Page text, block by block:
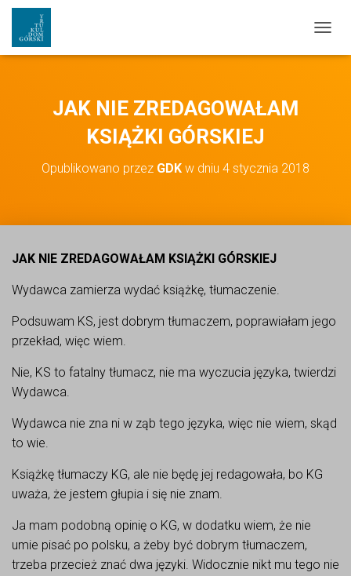
JAK NIE ZREDAGOWAŁAM
KSIĄŻKI GÓRSKIEJ
Opublikowano przez GDK w dniu 4 stycznia 2018
JAK NIE ZREDAGOWAŁAM KSIĄŻKI GÓRSKIEJ
Wydawca zamierza wydać książkę, tłumaczenie.
Podsuwam KS, jest dobrym tłumaczem, poprawiałam jego
przekład, więc wiem.
Nie, KS to fatalny tłumacz, nie ma wyczucia języka, twierdzi
Wydawca.
Wydawca nie zna ni w ząb tego języka, więc nie wiem, skąd
to wie.
Książkę tłumaczy KG, ale nie będę jej redagowała, bo KG
uważa, że jestem głupia i się nie znam.
Ja mam podobną opinię o KG, w dodatku wiem, że nie
umie pisać po polsku, a żeby być dobrym tłumaczem,
trzeba przecież znać dwa języki. Widocznie nikt mu tego nie